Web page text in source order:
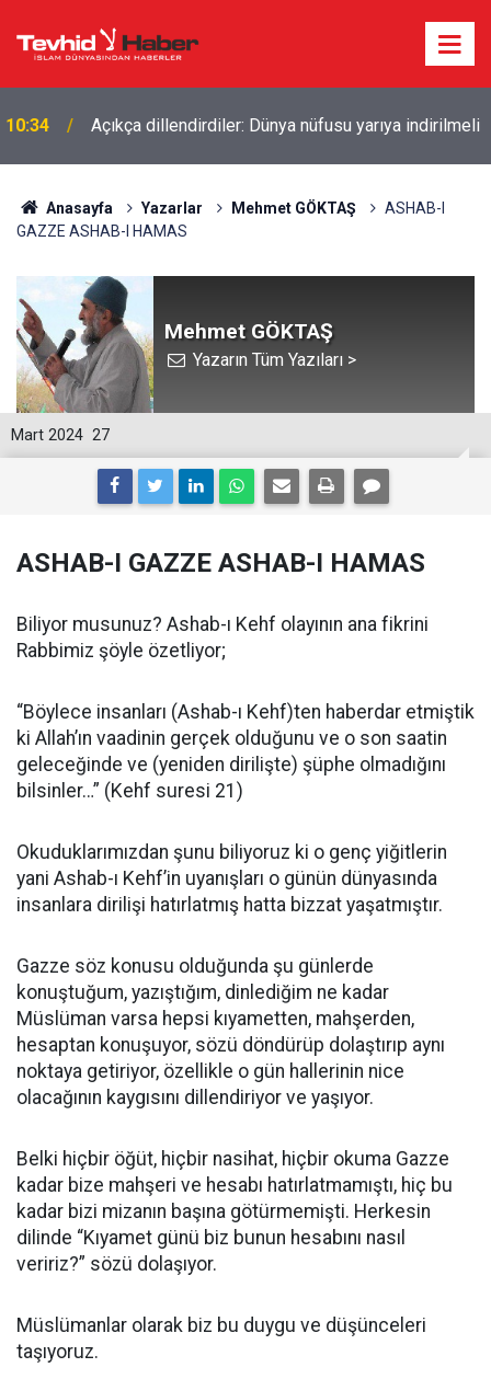
10:26
İŞGALCİ İSRAİL’DEN GÜNEY LÜBNAN’A GECE BOYU
SALDIRI
Anasayfa Yazarlar Mehmet GÖKTAŞ
ASHAB-I
GAZZE ASHAB-I HAMAS
Mehmet GÖKTAŞ
Yazarın Tüm Yazıları >
27
Mart 2024
ASHAB-I GAZZE ASHAB-I HAMAS
Biliyor musunuz? Ashab-ı Kehf olayının ana fikrini
Rabbimiz şöyle özetliyor;
“Böylece insanları (Ashab-ı Kehf)ten haberdar etmiştik
ki Allah’ın vaadinin gerçek olduğunu ve o son saatin
geleceğinde ve (yeniden dirilişte) şüphe olmadığını
bilsinler…” (Kehf suresi 21)
Okuduklarımızdan şunu biliyoruz ki o genç yiğitlerin
yani Ashab-ı Kehf’in uyanışları o günün dünyasında
insanlara dirilişi hatırlatmış hatta bizzat yaşatmıştır.
Gazze söz konusu olduğunda şu günlerde
konuştuğum, yazıştığım, dinlediğim ne kadar
Müslüman varsa hepsi kıyametten, mahşerden,
hesaptan konuşuyor, sözü döndürüp dolaştırıp aynı
noktaya getiriyor, özellikle o gün hallerinin nice
olacağının kaygısını dillendiriyor ve yaşıyor.
Belki hiçbir öğüt, hiçbir nasihat, hiçbir okuma Gazze
kadar bize mahşeri ve hesabı hatırlatmamıştı, hiç bu
kadar bizi mizanın başına götürmemişti. Herkesin
dilinde “Kıyamet günü biz bunun hesabını nasıl
veririz?” sözü dolaşıyor.
Müslümanlar olarak biz bu duygu ve düşünceleri
taşıyoruz.